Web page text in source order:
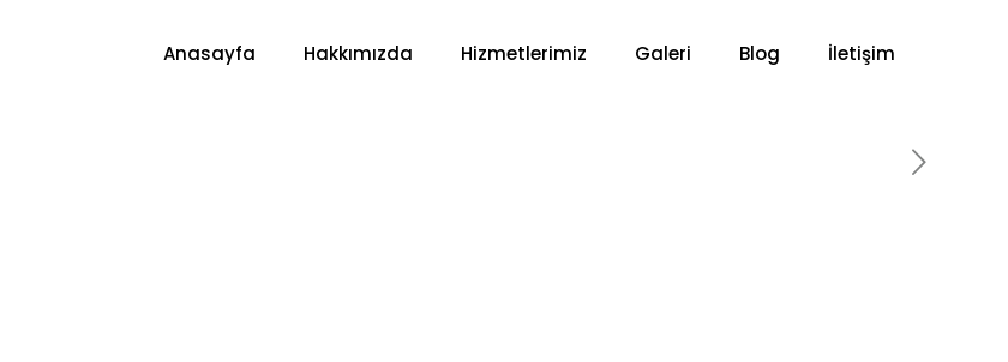
Anasayfa Hakkımızda Hizmetlerimiz Galeri Blog İletişim